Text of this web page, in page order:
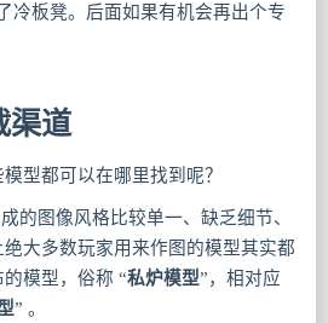
冷板凳。后面如果有机会再出个专
渠道
型都可以在哪里找到呢？
的图像风格比较单一、缺乏细节、
大多数玩家用来作图的模型其实都
模型，俗称 “私炉模型”，相对应
” 。